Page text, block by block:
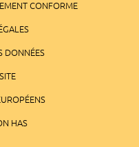
CONFORME
DONNÉES
HAS